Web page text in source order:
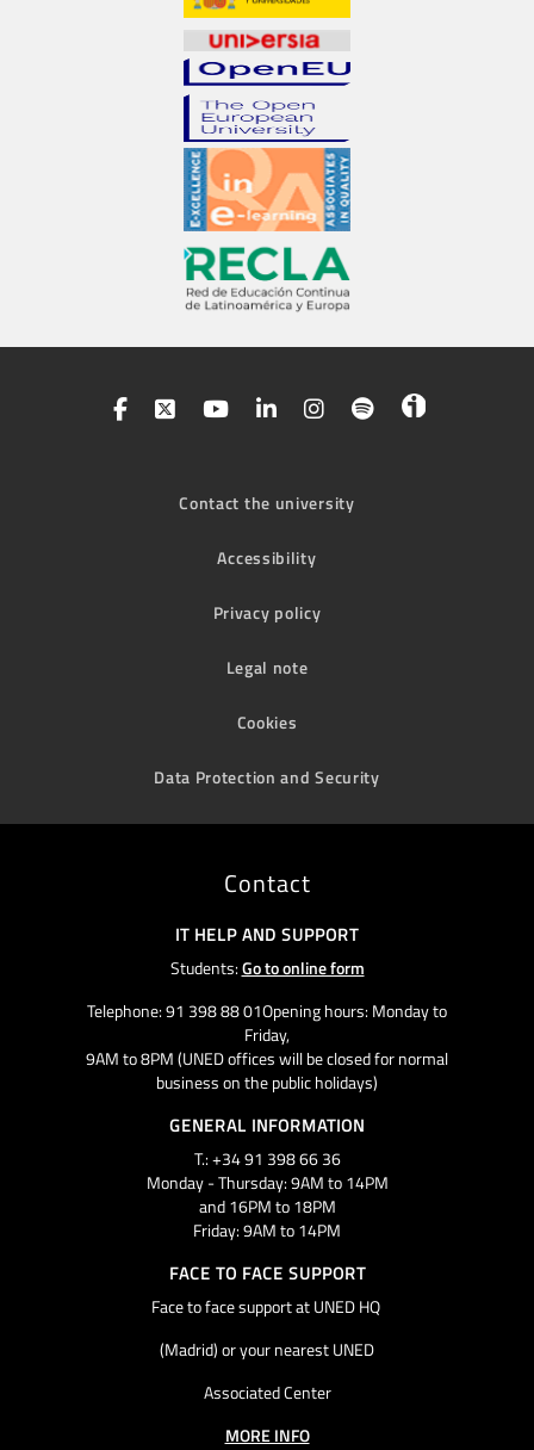
Contact the university
Accessibility
Privacy policy
Legal note
Cookies
Data Protection and Security
Contact
IT HELP AND SUPPORT
Students:Go to online form
Telephone: 91 398 88 01Opening hours: Monday to
Friday,
9AM to 8PM (UNED offices will be closed for normal
business on the public holidays)
GENERAL INFORMATION
T.: +34 91 398 66 36
Monday - Thursday: 9AM to 14PM
and 16PM to 18PM
Friday: 9AM to 14PM
FACE TO FACE SUPPORT
Face to face support at UNED HQ
(Madrid) or your nearest UNED
Associated Center
MORE INFO